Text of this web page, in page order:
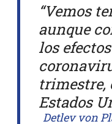
“Vemos
aunque
los
trimestre,
Estados
Detlev von